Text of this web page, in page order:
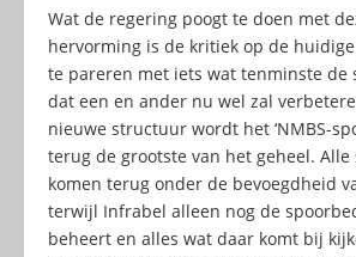
Wat de regering poogt te doen met
hervorming is de kritiek op de
te pareren met iets wat tenminste de
dat een en ander nu wel zal
nieuwe structuur wordt het ‘NMBS-
terug de grootste van het geheel. Alle
komen terug onder de bevoegdheid
terwijl Infrabel alleen nog de
beheert en alles wat daar komt bij